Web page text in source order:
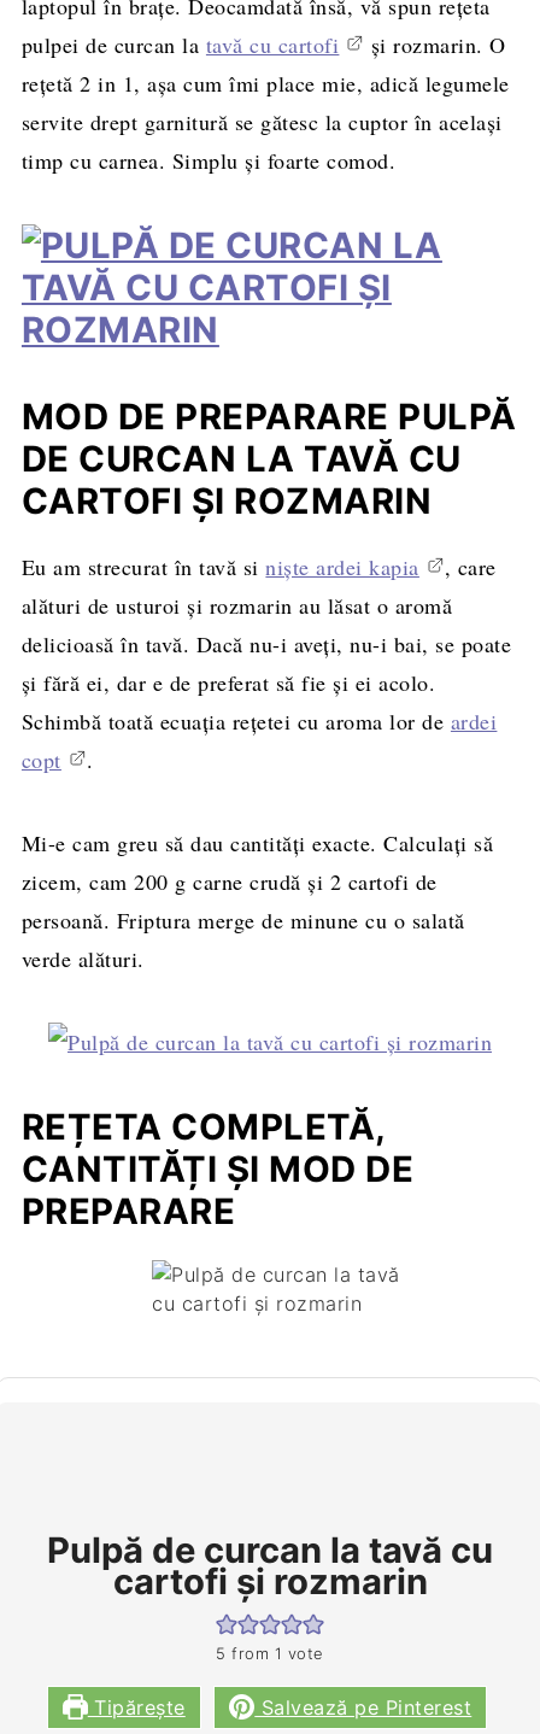
pulpei de curcan la tavă cu cartofi
şi rozmarin. O
reţetă 2 in 1, aşa cum îmi place mie, adică legumele
servite drept garnitură se gătesc la cuptor în acelaşi
timp cu carnea. Simplu şi foarte comod.
MOD DE PREPARARE PULPĂ
DE CURCAN LA TAVĂ CU
CARTOFI ŞI ROZMARIN
Eu am strecurat în tavă sinişte ardei kapia
, care
alături de usturoi şi rozmarin au lăsat o aromă
delicioasă în tavă. Dacă nu-i aveţi, nu-i bai, se poate
şi fără ei, dar e de preferat să fie şi ei acolo.
Schimbă toată ecuaţia reţetei cu aroma lor de ardei
copt
.
Mi-e cam greu să dau cantităţi exacte. Calculaţi să
zicem, cam 200 g carne crudă şi 2 cartofi de
persoană. Friptura merge de minune cu o salată
verde alături.
REȚETA COMPLETĂ,
CANTITĂȚI ȘI MOD DE
PREPARARE
Pulpă de curcan la tavă cu
cartofi şi rozmarin
5 from 1 vote
Tipărește Salvează pe Pinterest